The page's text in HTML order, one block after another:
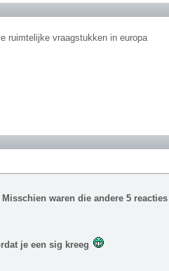
ruimtelijke vraagstukken in europa
waren die andere 5
je een sig kreeg